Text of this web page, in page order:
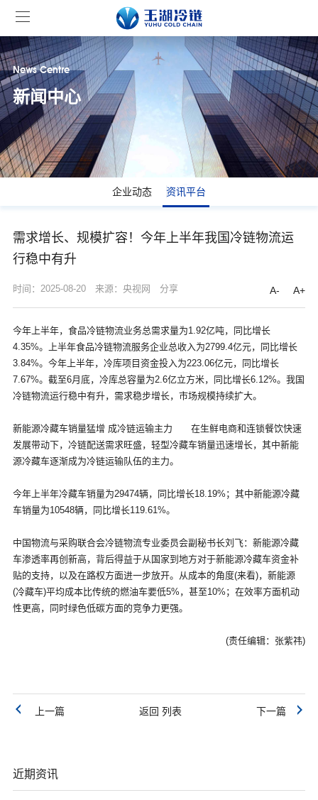
News Centre
新闻中心
企业动态 资讯平台
需求增长、规模扩容！今年上半年我国冷链物流运
行稳中有升
时间：2025-08-20 来源：央视网 分享 A- A+
今年上半年，食品冷链物流业务总需求量为1.92亿吨，同比增长
4.35%。上半年食品冷链物流服务企业总收入为2799.4亿元，同比增长
3.84%。今年上半年，冷库项目资金投入为223.06亿元，同比增长
7.67%。截至6月底，冷库总容量为2.6亿立方米，同比增长6.12%。我国
冷链物流运行稳中有升，需求稳步增长，市场规模持续扩大。
新能源冷藏车销量猛增 成冷链运输主力 在生鲜电商和连锁餐饮快速
发展带动下，冷链配送需求旺盛，轻型冷藏车销量迅速增长，其中新能
源冷藏车逐渐成为冷链运输队伍的主力。
今年上半年冷藏车销量为29474辆，同比增长18.19%；其中新能源冷藏
车销量为10548辆，同比增长119.61%。
中国物流与采购联合会冷链物流专业委员会副秘书长刘飞：新能源冷藏
车渗透率再创新高，背后得益于从国家到地方对于新能源冷藏车资金补
贴的支持，以及在路权方面进一步放开。从成本的角度(来看)，新能源
(冷藏车)平均成本比传统的燃油车要低5%，甚至10%；在效率方面机动
性更高，同时绿色低碳方面的竞争力更强。
(责任编辑：张紫祎)
上一篇 返回 列表 下一篇
近期资讯